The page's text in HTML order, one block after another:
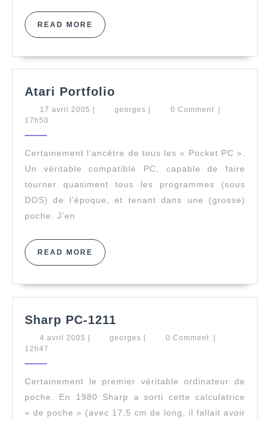
READ MORE READ
MORE
Atari Portfolio
17 avril 2005 17
georges georges0 Comment
17h50
Certainement l’ancêtre de tous les « Pocket PC ».
Un véritable compatible PC, capable de faire
tourner quasiment tous les programmes (sous
DOS) de l’époque, et tenant dans une (grosse)
poche. J’en
READ MORE READ
MORE
Sharp PC-1211
1211
4 avril 2005 4| georges georges
| 0 Comment
|
12h47
Certainement le premier véritable ordinateur de
poche. En 1980 Sharp a sorti cette calculatrice
« de poche » (avec 17,5 cm de long, il fallait avoir